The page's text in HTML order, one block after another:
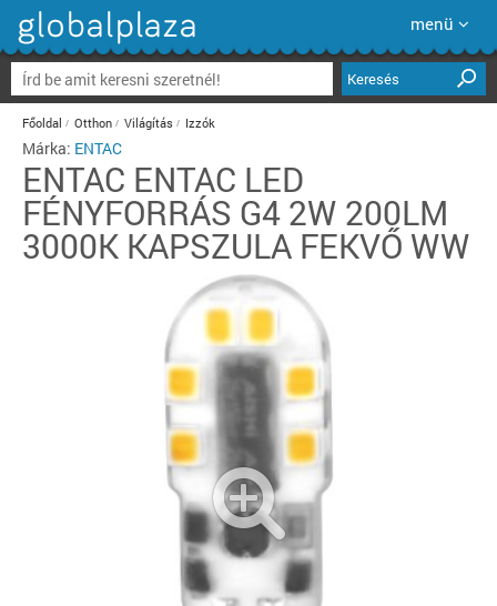
menü
Keresés
Főoldal Otthon Világítás Izzók
Márka: ENTAC
ENTAC ENTAC LED
FÉNYFORRÁS G4 2W 200LM
3000K KAPSZULA FEKVŐ WW